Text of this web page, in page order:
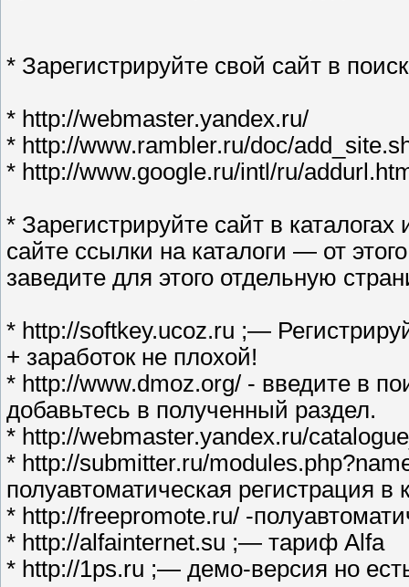
* Зарегистрируйте свой сайт в
* http://webmaster.yandex.ru/
* http://www.rambler.ru/doc/
* http://www.google.ru/intl/ru/
* Зарегистрируйте сайт в
сайте ссылки на каталоги — от
заведите для этого отдельную
* http://softkey.ucoz.ru ;—
+ заработок не плохой!
* http://www.dmoz.org/ - введите в
добавьтесь в полученный раздел.
* http://webmaster.yandex.ru/
* http://submitter.ru/
полуавтоматическая регистрация в
* http://freepromote.ru/ -
* http://alfainternet.su ;— тариф Alfa
* http://1ps.ru ;— демо-версия но